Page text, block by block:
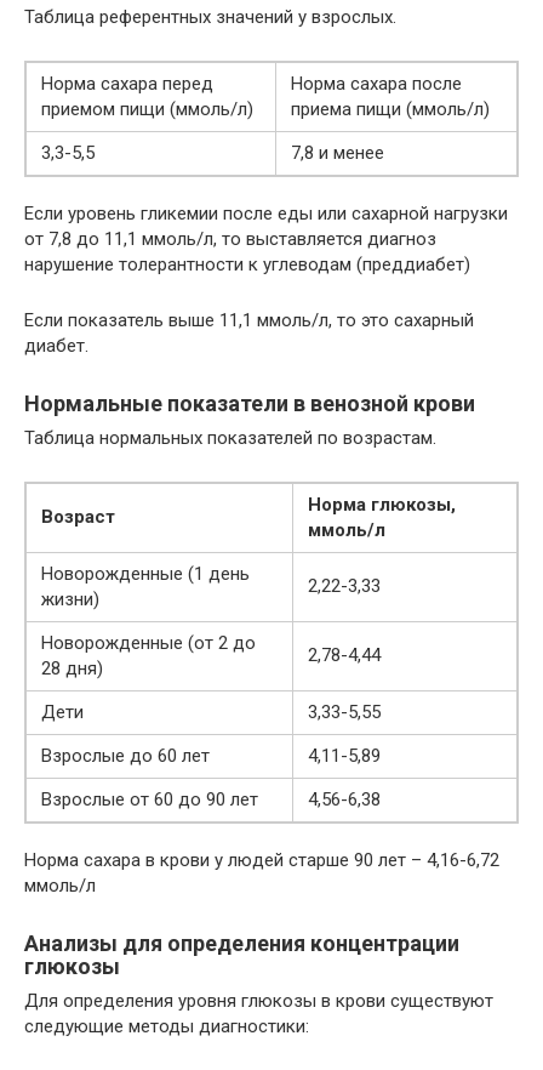
Таблица референтных значений у взрослых.
Норма сахара перед
приемом пищи (ммоль/л)
Норма сахара после
приема пищи (ммоль/л)
3,3-5,5
7,8 и менее
Если уровень гликемии после еды или сахарной нагрузки
от 7,8 до 11,1 ммоль/л, то выставляется диагноз
нарушение толерантности к углеводам (преддиабет)
Если показатель выше 11,1 ммоль/л, то это сахарный
диабет.
Нормальные показатели в венозной крови
Таблица нормальных показателей по возрастам.
Возраст
Норма глюкозы,
ммоль/л
Новорожденные (1 день
жизни)
2,22-3,33
Новорожденные (от 2 до
28 дня)
2,78-4,44
Дети
3,33-5,55
Взрослые до 60 лет
4,11-5,89
Взрослые от 60 до 90 лет
4,56-6,38
Норма сахара в крови у людей старше 90 лет – 4,16-6,72
ммоль/л
Анализы для определения концентрации
глюкозы
Для определения уровня глюкозы в крови существуют
следующие методы диагностики: